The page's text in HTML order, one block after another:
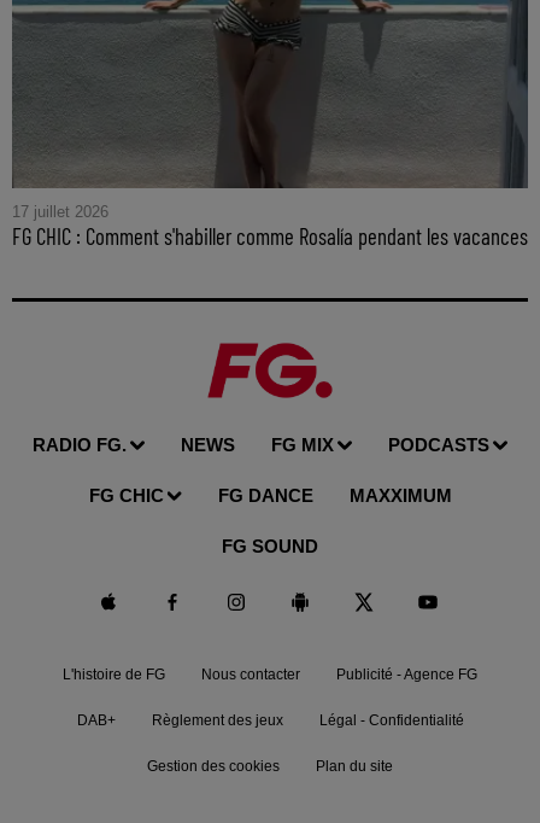
17 juillet 2026
FG CHIC : Comment s'habiller comme Rosalía pendant les vacances
RADIO FG. NEWS FG MIX PODCASTS
FG CHIC FG DANCE MAXXIMUM
FG SOUND
L'histoire de FG Nous contacter Publicité - Agence FG
DAB+ Règlement des jeux Légal - Confidentialité
Gestion des cookies Plan du site